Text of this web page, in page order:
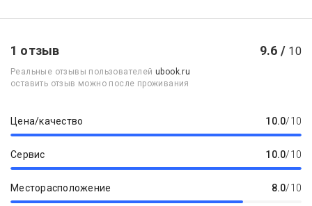
1 отзыв 9.6 / 10
Реальные отзывы пользователейubook.ru
оставить отзыв можно после проживания
Цена/качество 10.0/10
Сервис 10.0/10
Месторасположение 8.0/10